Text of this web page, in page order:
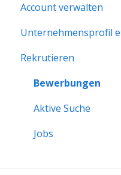
Account verwalten
Unternehmensprofil
Erste Schritte
Rekrutieren
Bewerbungen
Aktive Suche
Jobs